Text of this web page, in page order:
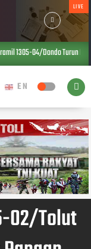
LIVE
1305-04/Dondo Turun
02/Tolut